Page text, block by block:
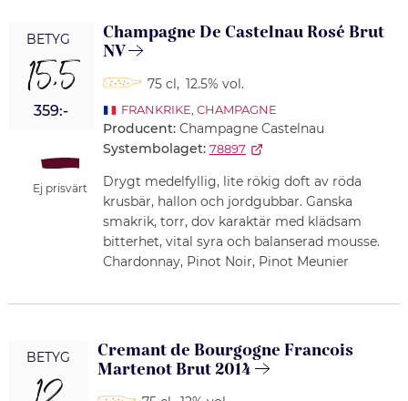
BETYG
15,5
359:-
Ej prisvärt
Champagne De Castelnau Rosé Brut
NV
75 cl, 12.5% vol.
FRANKRIKE CHAMPAGNE
Producent: Champagne Castelnau
Systembolaget: 78897
Drygt medelfyllig, lite rökig doft av röda
krusbär, hallon och jordgubbar. Ganska
smakrik, torr, dov karaktär med klädsam
bitterhet, vital syra och balanserad mousse.
Chardonnay, Pinot Noir, Pinot Meunier
BETYG
Cremant de Bourgogne Francois
Martenot Brut 2014